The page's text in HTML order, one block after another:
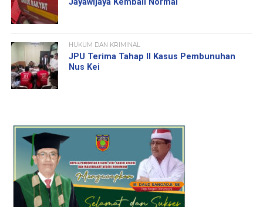
Jayawijaya Kembali Normal
HUKUM DAN KRIMINAL
JPU Terima Tahap II Kasus Pembunuhan
Nus Kei